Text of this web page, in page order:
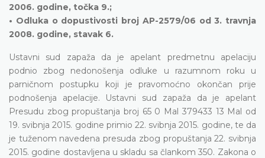
2006. godine, točka 9.;
• Odluka o dopustivosti broj AP-2579/06 od 3. travnja
2008. godine, stavak 6.
Ustavni sud zapaža da je apelant predmetnu apelaciju
podnio zbog nedonošenja odluke u razumnom roku u
parničnom postupku koji je pravomoćno okončan prije
podnošenja apelacije. Ustavni sud zapaža da je apelant
Presudu zbog propuštanja broj 65 0 Mal 379433 13 Mal od
19. svibnja 2015. godine primio 22. svibnja 2015. godine, te da
je tuženom navedena presuda zbog propuštanja 22. svibnja
2015. godine dostavljena u skladu sa člankom 350. Zakona o